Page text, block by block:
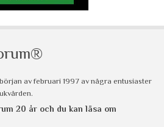
av februari 1997 av några entusiaster
20 år och du kan läsa om